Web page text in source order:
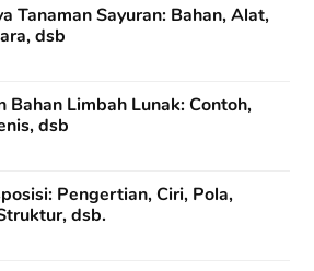
Tanaman Sayuran: Bahan, Alat,
dsb
Bahan Limbah Lunak: Contoh,
dsb
Pengertian, Ciri, Pola,
dsb.